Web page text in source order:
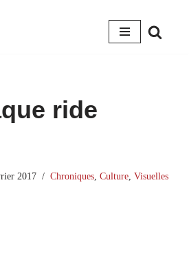
ride
2017 Chroniques Culture Visuelles